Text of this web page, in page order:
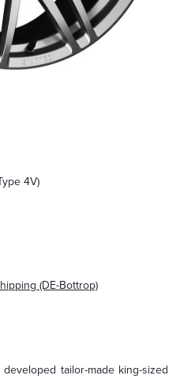
4V)
(DE-Bottrop)
tailor-made king-sized